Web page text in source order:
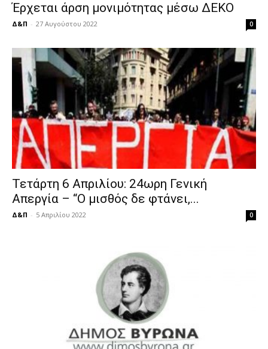
Έρχεται άρση μονιμότητας μέσω ΔΕΚΟ
Δ&Π - 27 Αυγούστου 2022 0
Τετάρτη 6 Απριλίου: 24ωρη Γενική
Απεργία – “Ο μισθός δε φτάνει,...
Δ&Π - 5 Απριλίου 2022 0